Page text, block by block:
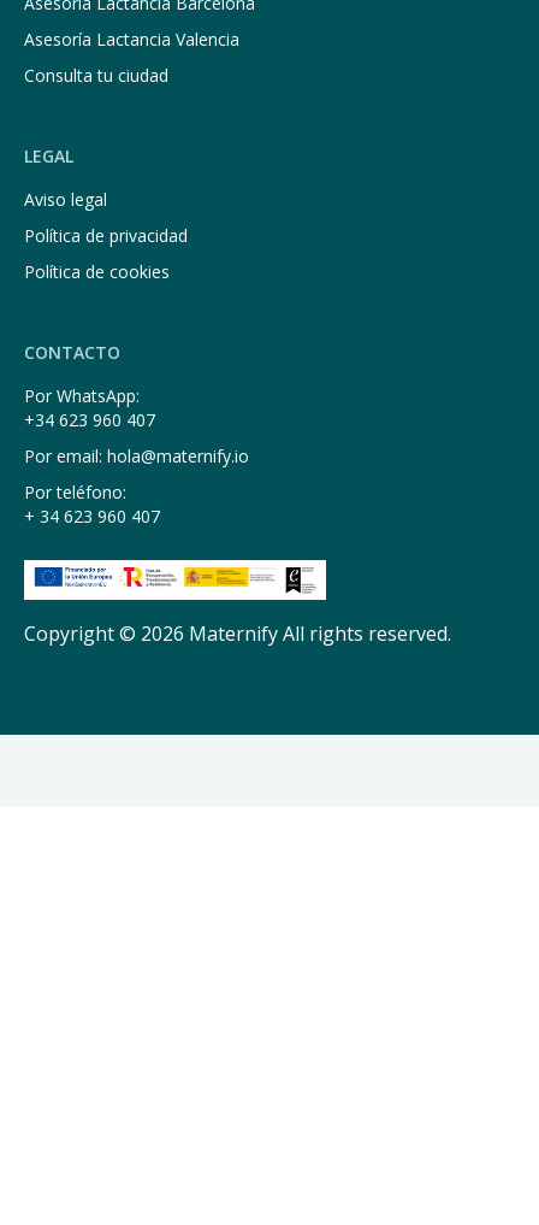
Asesoría Lactancia Valencia
Consulta tu ciudad
LEGAL
Aviso legal
Política de privacidad
Política de cookies
CONTACTO
Por WhatsApp:
+34 623 960 407
Por email: hola@maternify.io
Por teléfono:
+ 34 623 960 407
Copyright © 2026 Maternify All rights reserved.